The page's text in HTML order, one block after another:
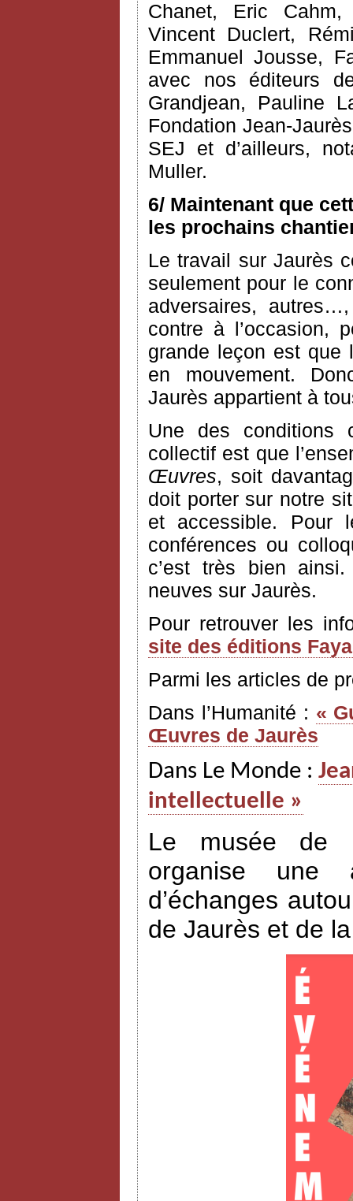
Chanet, Eric Cahm,
Vincent Duclert,
Emmanuel Jousse,
avec nos éditeurs
Grandjean, Pauline
Fondation Jean-
SEJ et d’ailleurs,
Muller.
6/ Maintenant que
les prochains
Le travail sur Jaurès
seulement pour le
adversaires,
contre à l’occasion,
grande leçon est que
en mouvement.
Jaurès appartient à
Une des conditions
collectif est que
Œuvres, soit
doit porter sur notre
et accessible. Pour
conférences ou
c’est très bien
neuves sur Jaurès.
Pour retrouver les
site des éditions
Parmi les articles de
Dans l’Humanité : «
Œuvres de Jaurès
Dans Le Monde :
intellectuelle »
Le musée de
organise une
d’échanges
de Jaurès et de